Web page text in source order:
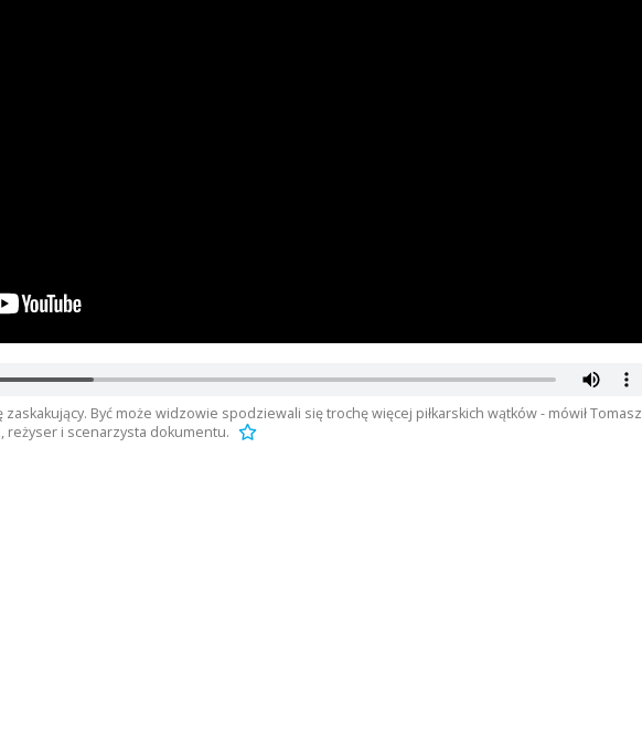
Być może widzowie spodziewali się trochę więcej piłkarskich wątków - mówił Tomasz
reżyser i scenarzysta dokumentu.